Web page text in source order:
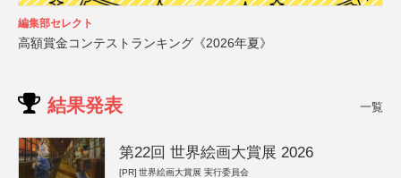
編集部セレクト
高額賞金コンテストランキング《2026年夏》
結果発表 一覧
第22回 世界絵画大賞展 2026
[PR] 世界絵画大賞展 実行委員会